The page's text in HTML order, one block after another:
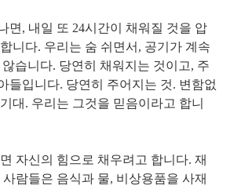
면, 내일 또 24시간이 채워질 것을 압
니다. 우리는 숨 쉬면서, 공기가 계속
습니다. 당연히 채워지는 것이고, 주
들입니다. 당연히 주어지는 것. 변함없
대. 우리는 그것을 믿음이라고 합니
자신의 힘으로 채우려고 합니다. 재
람들은 음식과 물, 비상용품을 사재